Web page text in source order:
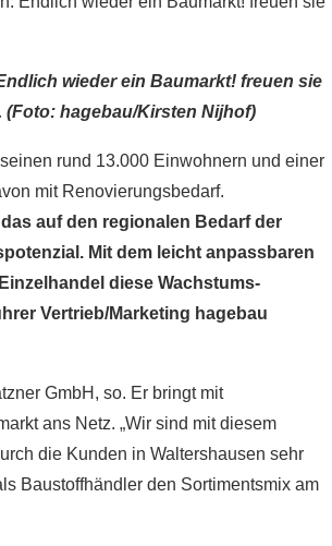
wieder ein Baumarkt! freuen sie
hagebau/Kirsten Nijhof)
rund 13.000 Einwohnern und einer
mit Renovierungsbedarf.
auf den regionalen Bedarf der
Mit dem leicht anpassbaren
diese Wachstums-
Vertrieb/Marketing hagebau
GmbH, so. Er bringt mit
ans Netz. „Wir sind mit diesem
die Kunden in Waltershausen sehr
Baustoffhändler den Sortimentsmix am